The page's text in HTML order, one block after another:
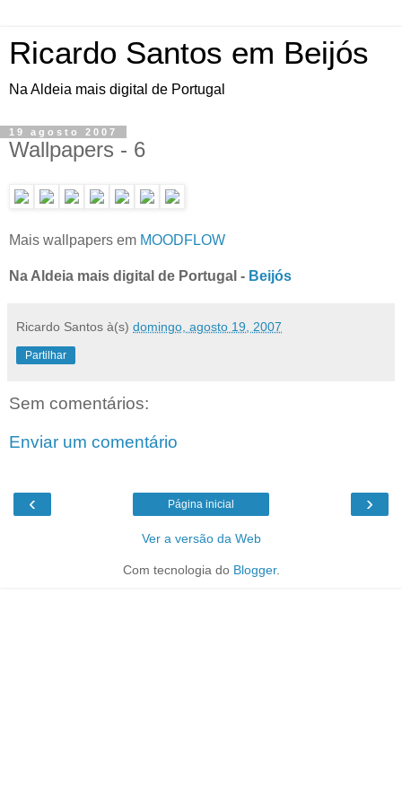
Ricardo Santos em Beijós
Na Aldeia mais digital de Portugal
19 agosto 2007
Wallpapers - 6
Mais wallpapers em MOODFLOW
Na Aldeia mais digital de Portugal - Beijós
Ricardo Santos à(s) domingo, agosto 19, 2007
Partilhar
Sem comentários:
Enviar um comentário
‹ ›
Página inicial
Ver a versão da Web
Com tecnologia do Blogger.